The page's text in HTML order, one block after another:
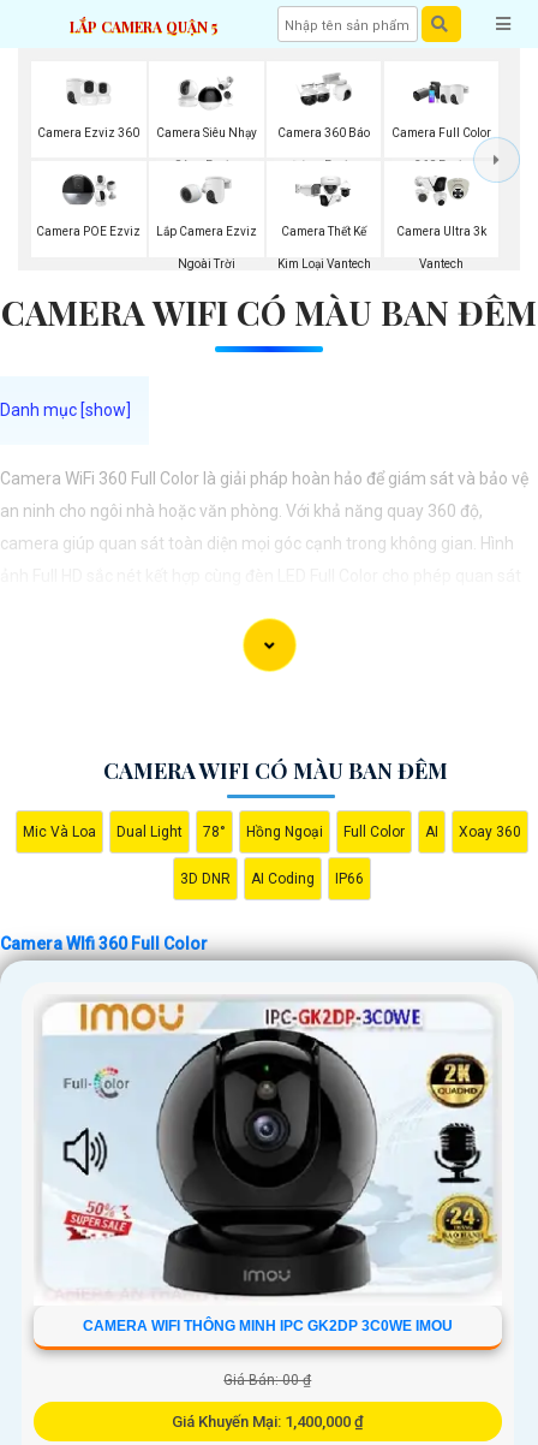
LẮP CAMERA QUẬN 5
Camera Ezviz 360 Camera Siêu Nhạy
Sáng Ezviz
Camera 360 Báo
Động Ezviz
Camera Full Color
360 Ezviz
Camera POE Ezviz Lắp Camera Ezviz
Ngoài Trời
Camera Thết Kế
Kim Loại Vantech
Camera Ultra 3k
Vantech
CAMERA WIFI CÓ MÀU BAN ĐÊM
Camera WiFi 360 Full Color là giải pháp hoàn hảo để giám sát và bảo vệ
an ninh cho ngôi nhà hoặc văn phòng. Với khả năng quay 360 độ,
camera giúp quan sát toàn diện mọi góc cạnh trong không gian. Hình
phát hiện chuyển động, lưu trữ dữ liệu trên thẻ nhớ và đám mây, hỗ trợ
giao tiếp 2 chiều, nhận diện khuôn mặt và cảm biến AI, camera mang lại
CAMERA WIFI CÓ MÀU BAN ĐÊM
Mic Và Loa Dual Light 78° Hồng Ngoại Full Color AI Xoay 360
3D DNR AI Coding IP66
Camera WIfi 360 Full Color
CAMERA WIFI THÔNG MINH IPC GK2DP 3C0WE IMOU
Giá Bán: 00 ₫
Giá Khuyến Mại: 1,400,000 ₫